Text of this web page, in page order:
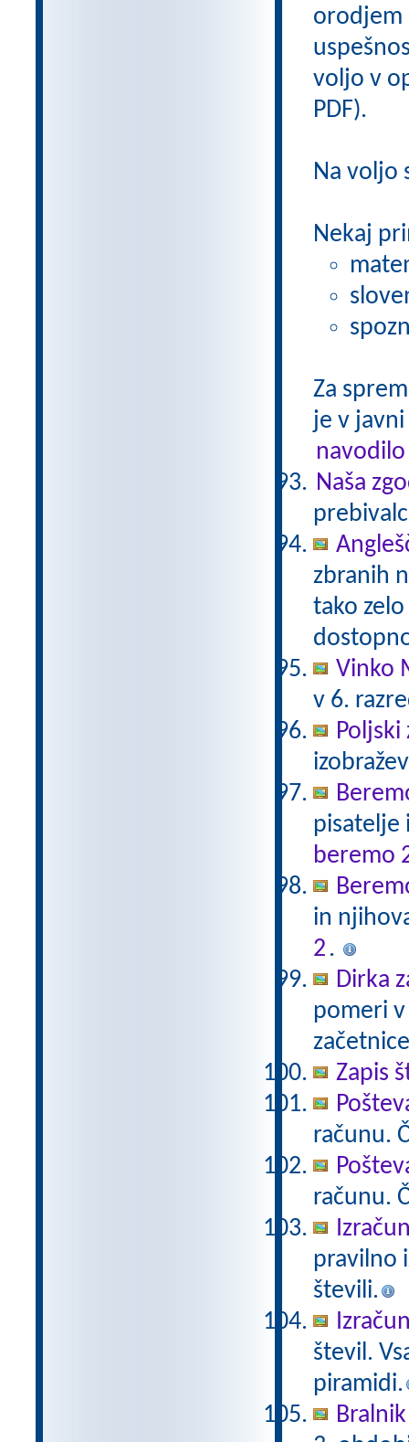
orodjem
voljo v
PDF).
Na voljo
Nekaj
Za
je v
navodilo
Naša
zbranih
tako
Vinko
v 6.
Poljski
pisatelje
beremo
in
2.
Dirka
pomeri
Zapis
računu.
računu.
pravilno
števili.
števil.
piramidi.